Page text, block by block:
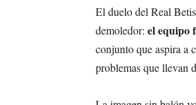
El duelo del Real
demoledor: el equipo
conjunto que aspira a
problemas que llevan